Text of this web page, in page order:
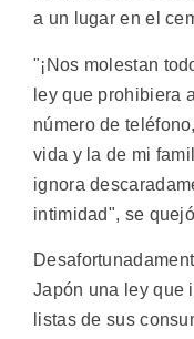
a un lugar en el
"¡Nos molestan
ley que prohibiera
número de
vida y la de mi
ignora
intimidad", se
Japón una ley que
listas de sus